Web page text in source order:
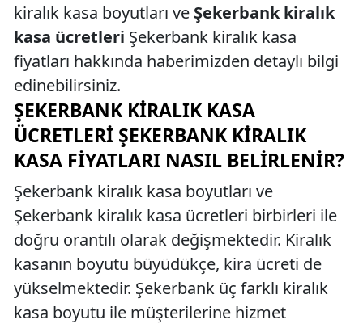
kiralık kasa boyutları ve Şekerbank kiralık
kasa ücretleri Şekerbank kiralık kasa
fiyatları hakkında haberimizden detaylı bilgi
edinebilirsiniz.
ŞEKERBANK KIRALIK KASA
ÜCRETLERI ŞEKERBANK KIRALIK
KASA FIYATLARI NASIL BELIRLENIR?
Şekerbank kiralık kasa boyutları ve
Şekerbank kiralık kasa ücretleri birbirleri ile
doğru orantılı olarak değişmektedir. Kiralık
kasanın boyutu büyüdükçe, kira ücreti de
yükselmektedir. Şekerbank üç farklı kiralık
kasa boyutu ile müşterilerine hizmet